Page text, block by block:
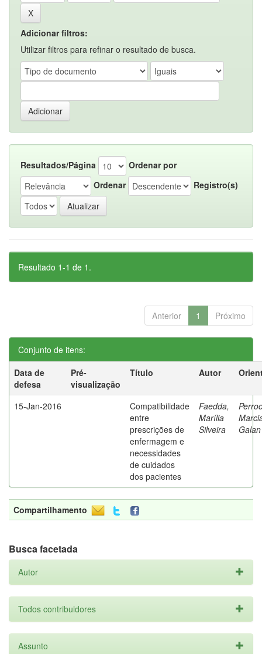
Adicionar filtros:
Utilizar filtros para refinar o resultado de busca.
Resultados/Página
Ordenar por
Ordenar
Registro(s)
Resultado 1-1 de 1.
Anterior 1 Próximo
Conjunto de itens:
Data de
defesa
Pré-
visualização
Título Autor
15-Jan-2016
Compatibilidade
entre
prescrições de
enfermagem e
necessidades
de cuidados
dos pacientes
Faedda,
Marília
Silveira
Galan
Compartilhamento
Busca facetada
Autor
Todos contribuidores
Assunto